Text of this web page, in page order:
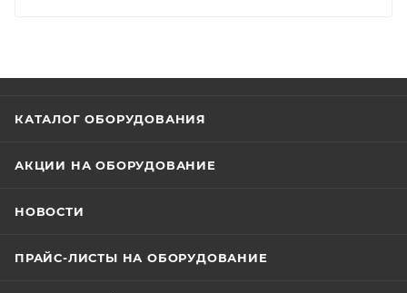
КАТАЛОГ ОБОРУДОВАНИЯ
АКЦИИ НА ОБОРУДОВАНИЕ
НОВОСТИ
ПРАЙС-ЛИСТЫ НА ОБОРУДОВАНИЕ